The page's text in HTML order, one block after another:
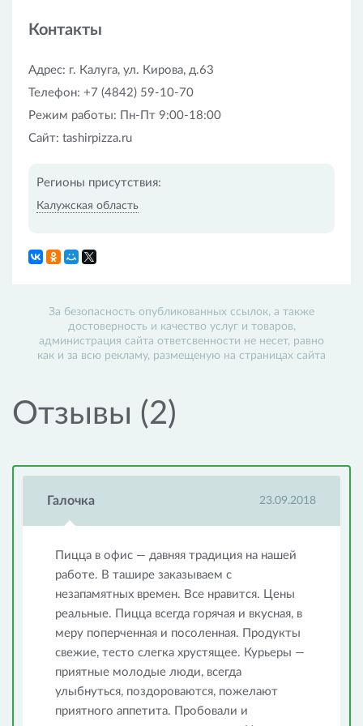
течение часа. Точное время доставки зависит от
адреса клиента.
компании. Реально оплатить наличными и по
Контакты
Адрес: г. Калуга, ул. Кирова, д.63
Телефон: +7 (4842) 59-10-70
Режим работы: Пн-Пт 9:00-18:00
Сайт: tashirpizza.ru
Регионы присутствия:
Калужская область
За безопасность опубликованных ссылок, а также
достоверность и качество услуг и товаров,
администрация сайта ответсвенности не несет, равно
как и за всю рекламу, размещеную на страницах сайта
Отзывы (2)
Галочка 23.09.2018
Пицца в офис — давняя традиция на нашей
работе. В ташире заказываем с
незапамятных времен. Все нравится. Цены
реальные. Пицца всегда горячая и вкусная, в
меру поперченная и посоленная. Продукты
свежие, тесто слегка хрустящее. Курьеры —
приятные молодые люди, всегда
улыбнуться, поздороваются, пожелают
приятного аппетита. Пробовали и